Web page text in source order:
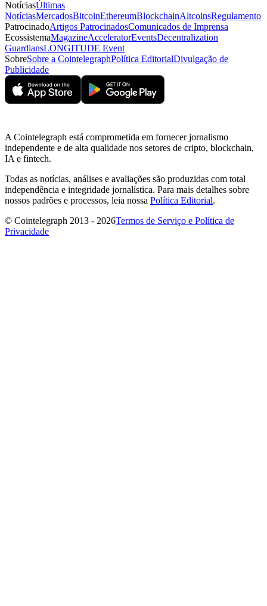
NotíciasÚltimas
NotíciasMercadosBitcoinEthereumBlockchainAltcoinsRegulamento
PatrocinadoArtigos PatrocinadosComunicados de Imprensa
EcossistemaMagazineAcceleratorEventsDecentralization
GuardiansLONGITUDE Event
SobreSobre a CointelegraphPolítica EditorialDivulgação de
Publicidade
A Cointelegraph está comprometida em fornecer jornalismo
independente e de alta qualidade nos setores de cripto, blockchain,
IA e fintech.
Todas as notícias, análises e avaliações são produzidas com total
independência e integridade jornalística. Para mais detalhes sobre
nossos padrões e processos, leia nossa Política Editorial.
© Cointelegraph 2013 - 2026Termos de Serviço e Política de
Privacidade